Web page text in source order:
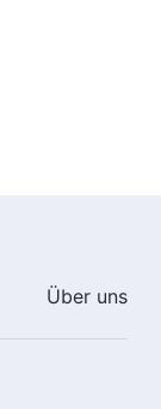
ich
erfahren
Über uns